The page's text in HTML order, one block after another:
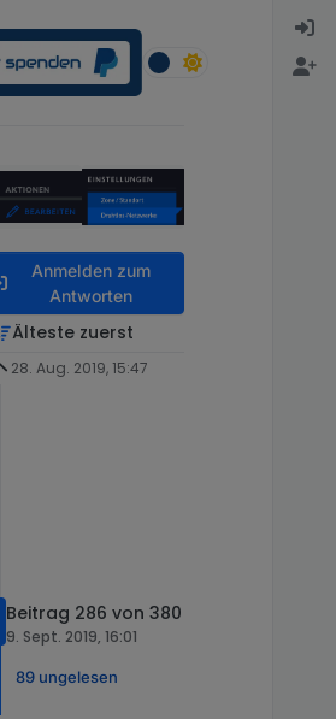
Anmelden zum
Antworten
Älteste zuerst
28. Aug. 2019, 15:47
Beitrag 286 von 380
9. Sept. 2019, 16:01
89 ungelesen